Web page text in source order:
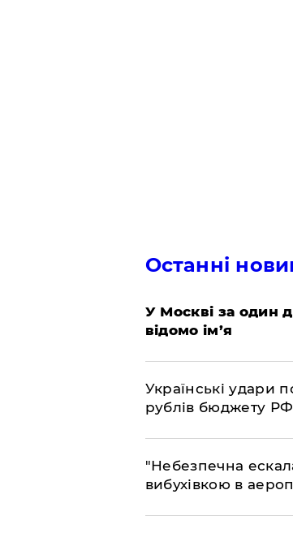
Останні
​У Москві за один
відомо ім’я
​Українські удари
рублів бюджету РФ
​"Небезпечна
вибухівкою в